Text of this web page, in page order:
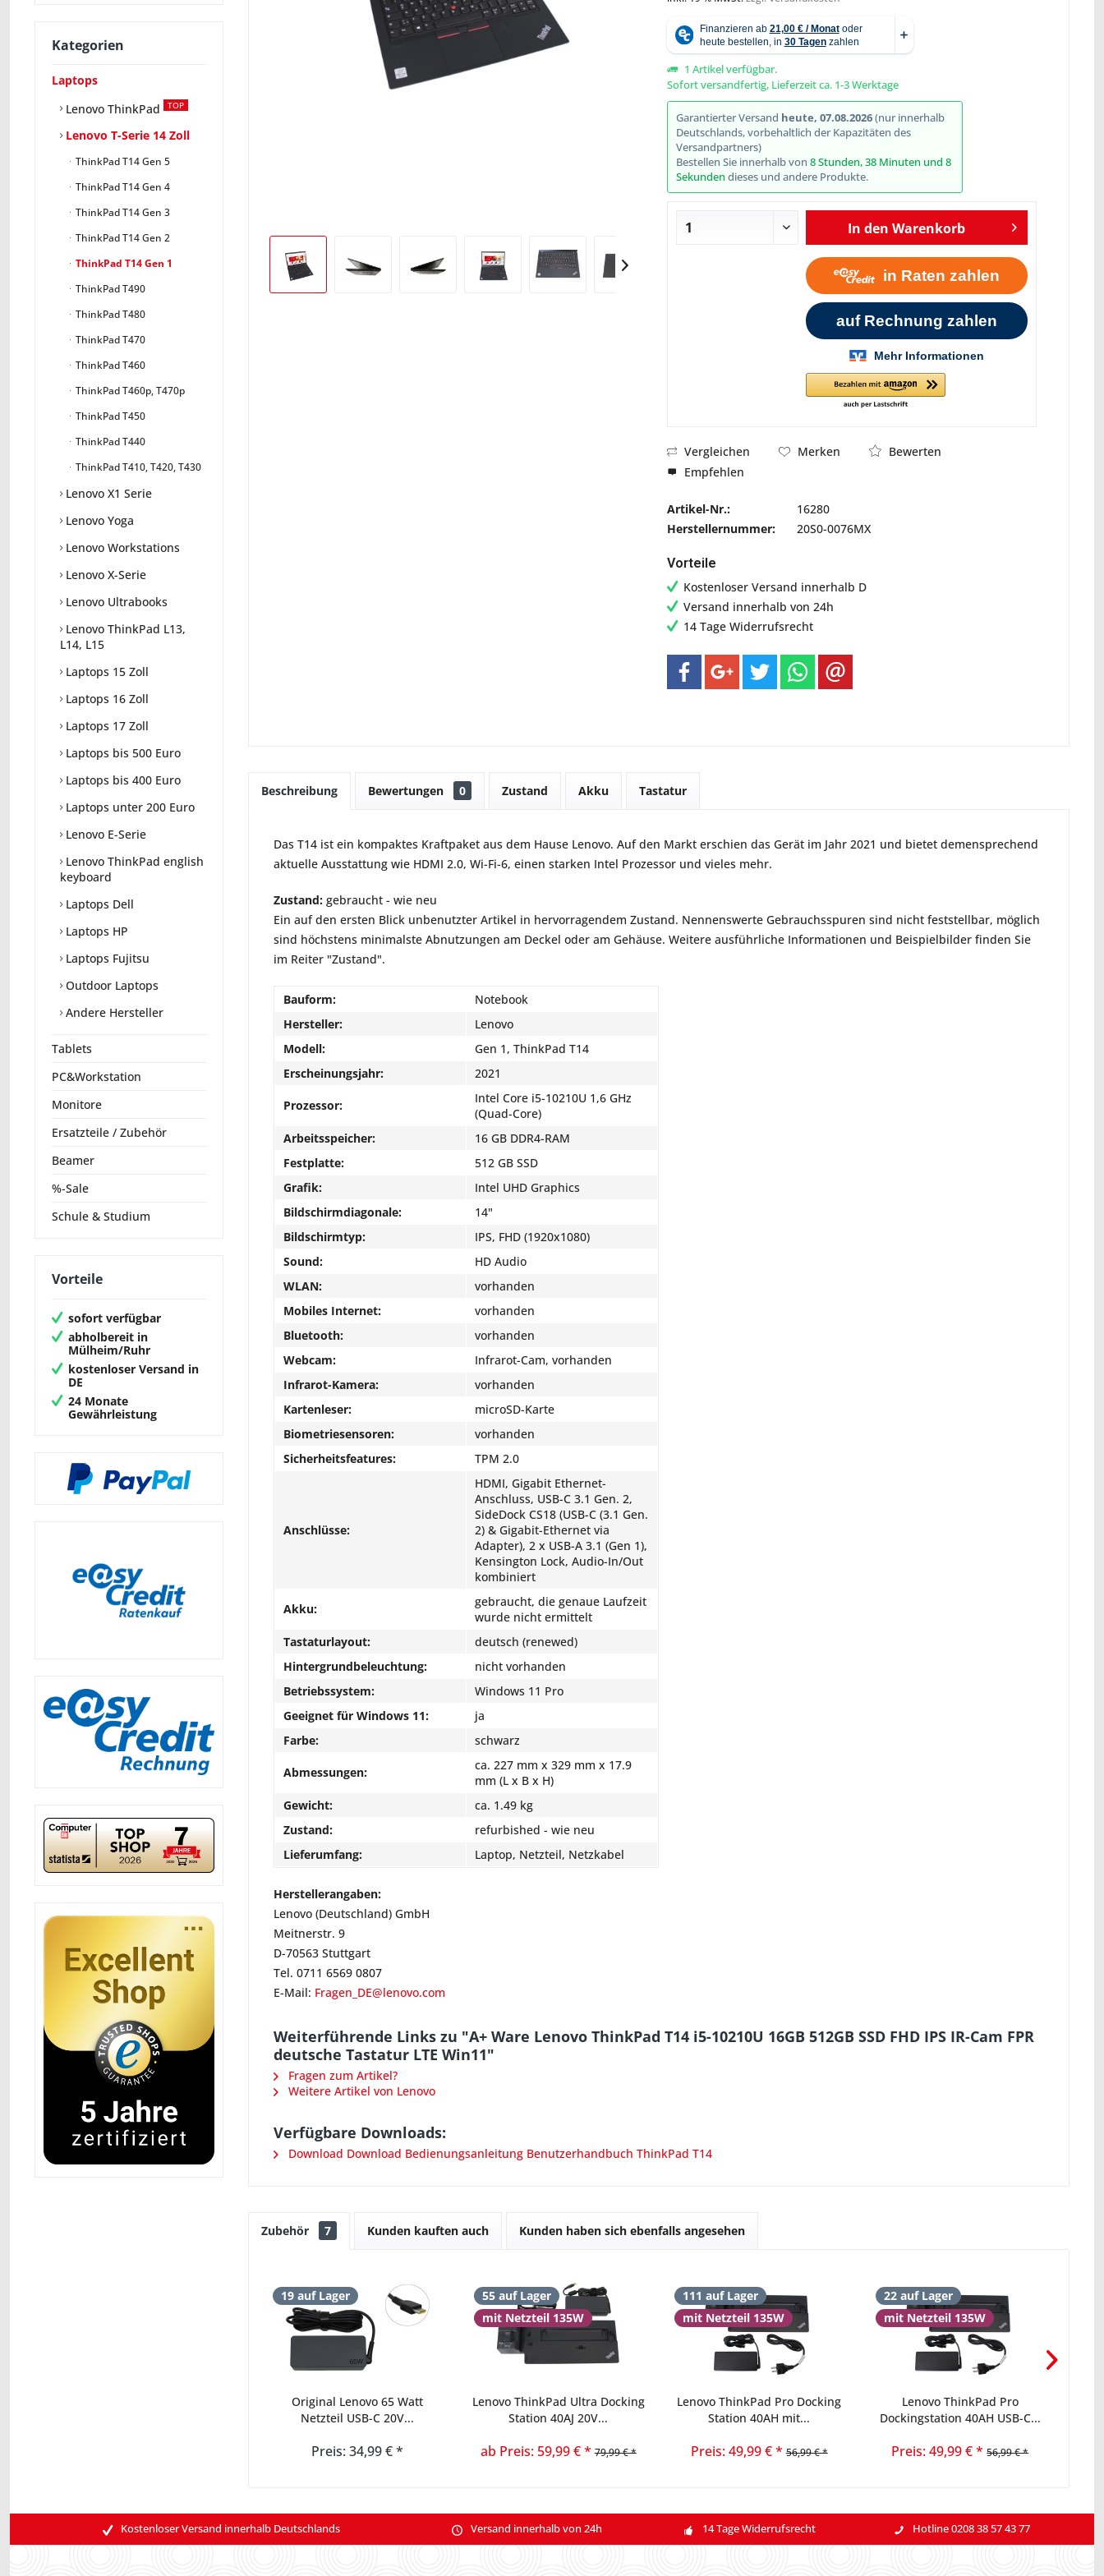
Kategorien
Laptops
Lenovo ThinkPad
TOP
Lenovo T-Serie 14 Zoll
ThinkPad T14 Gen 5
ThinkPad T14 Gen 4
ThinkPad T14 Gen 3
ThinkPad T14 Gen 2
ThinkPad T14 Gen 1
ThinkPad T490
ThinkPad T480
ThinkPad T470
ThinkPad T460
ThinkPad T460p, T470p
ThinkPad T450
ThinkPad T440
ThinkPad T410, T420, T430
Lenovo X1 Serie
Lenovo Yoga
Lenovo Workstations
Lenovo X-Serie
Lenovo Ultrabooks
Lenovo ThinkPad L13,
L14, L15
Laptops 15 Zoll
Laptops 16 Zoll
Laptops 17 Zoll
Laptops bis 500 Euro
Laptops bis 400 Euro
Laptops unter 200 Euro
Lenovo E-Serie
Lenovo ThinkPad english
keyboard
Laptops Dell
Laptops HP
Laptops Fujitsu
Outdoor Laptops
Andere Hersteller
Tablets
PC&Workstation
Monitore
Ersatzteile / Zubehör
Beamer
%-Sale
Schule & Studium
Vorteile
sofort verfügbar
abholbereit in
Mülheim/Ruhr
kostenloser Versand in
DE
24 Monate
Gewährleistung
Abbildung ähnlich
1 Artikel verfügbar.
Sofort versandfertig, Lieferzeit ca. 1-3 Werktage
Garantierter Versand heute, 07.08.2026(nur innerhalb
Deutschlands, vorbehaltlich der Kapazitäten des
Versandpartners)
Bestellen Sie innerhalb von 8 Stunden, 38 Minuten und 7
Sekunden dieses und andere Produkte.
In den Warenkorb
Vergleichen Merken
Bewerten
Empfehlen
Artikel-Nr.:
16280
Herstellernummer:
20S0-0076MX
Vorteile
Kostenloser Versand innerhalb D
Versand innerhalb von 24h
14 Tage Widerrufsrecht
Beschreibung Bewertungen 0 Zustand Akku Tastatur
Das T14 ist ein kompaktes Kraftpaket aus dem Hause Lenovo. Auf den Markt erschien das Gerät im Jahr 2021 und bietet demensprechend
aktuelle Ausstattung wie HDMI 2.0, Wi-Fi-6, einen starken Intel Prozessor und vieles mehr.
Zustand: gebraucht - wie neu
Ein auf den ersten Blick unbenutzter Artikel in hervorragendem Zustand. Nennenswerte Gebrauchsspuren sind nicht feststellbar, möglich
sind höchstens minimalste Abnutzungen am Deckel oder am Gehäuse. Weitere ausführliche Informationen und Beispielbilder finden Sie
im Reiter "Zustand".
Bauform:
Notebook
Hersteller:
Lenovo
Modell:
Gen 1, ThinkPad T14
Erscheinungsjahr:
2021
Prozessor:
Intel Core i5-10210U 1,6 GHz
(Quad-Core)
Arbeitsspeicher:
16 GB DDR4-RAM
Festplatte:
512 GB SSD
Grafik:
Intel UHD Graphics
Bildschirmdiagonale:
14"
Bildschirmtyp:
IPS, FHD (1920x1080)
Sound:
HD Audio
WLAN:
vorhanden
Mobiles Internet:
vorhanden
Bluetooth:
vorhanden
Webcam:
Infrarot-Cam, vorhanden
Infrarot-Kamera:
vorhanden
Kartenleser:
microSD-Karte
Biometriesensoren:
vorhanden
Sicherheitsfeatures:
TPM 2.0
Anschlüsse:
HDMI, Gigabit Ethernet-
Anschluss, USB-C 3.1 Gen. 2,
SideDock CS18 (USB-C (3.1 Gen.
2) & Gigabit-Ethernet via
Adapter), 2 x USB-A 3.1 (Gen 1),
Kensington Lock, Audio-In/Out
kombiniert
Akku:
gebraucht, die genaue Laufzeit
wurde nicht ermittelt
Tastaturlayout:
deutsch (renewed)
Hintergrundbeleuchtung:
nicht vorhanden
Betriebssystem:
Windows 11 Pro
Geeignet für Windows 11:
ja
Farbe:
schwarz
Abmessungen:
ca. 227 mm x 329 mm x 17.9
mm (L x B x H)
Gewicht:
ca. 1.49 kg
Zustand:
refurbished - wie neu
Lieferumfang:
Laptop, Netzteil, Netzkabel
Herstellerangaben:
Lenovo (Deutschland) GmbH
Meitnerstr. 9
D-70563 Stuttgart
Tel. 0711 6569 0807
E-Mail: Fragen_DE@lenovo.com
Weiterführende Links zu "A+ Ware Lenovo ThinkPad T14 i5-10210U 16GB 512GB SSD FHD IPS IR-Cam FPR
deutsche Tastatur LTE Win11"
Fragen zum Artikel?
Weitere Artikel von Lenovo
Verfügbare Downloads:
Download Download Bedienungsanleitung Benutzerhandbuch ThinkPad T14
Zubehör 7 Kunden kauften auch Kunden haben sich ebenfalls angesehen
19 auf Lager
Original Lenovo 65 Watt
Netzteil USB-C 20V...
Preis: 34,99 € *
55 auf Lager
mit Netzteil 135W
Lenovo ThinkPad Ultra Docking
Station 40AJ 20V...
ab Preis: 59,99 € * 79,99 € *
111 auf Lager
mit Netzteil 135W
Lenovo ThinkPad Pro Docking
Station 40AH mit...
Preis: 49,99 € * 56,99 € *
22 auf Lager
mit Netzteil 135W
Lenovo ThinkPad Pro
Dockingstation 40AH USB-C...
Preis: 49,99 € * 56,99 € *
Kostenloser Versand innerhalb Deutschlands Versand innerhalb von 24h 14 Tage Widerrufsrecht Hotline 0208 38 57 43 77